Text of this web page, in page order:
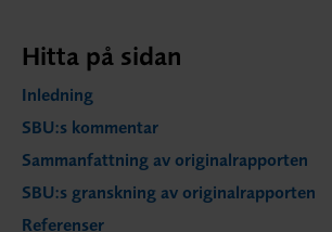
Hitta på sidan
Inledning
SBU:s kommentar
Sammanfattning av originalrapporten
SBU:s granskning av originalrapporten
Referenser